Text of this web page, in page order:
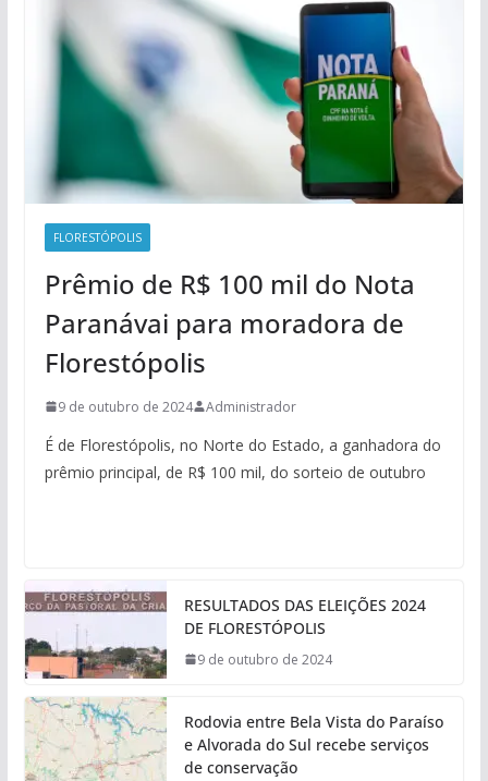
FLORESTÓPOLIS
Prêmio de R$ 100 mil do Nota
Paranávai para moradora de
Florestópolis
9 de outubro de 2024 Administrador
É de Florestópolis, no Norte do Estado, a ganhadora do
prêmio principal, de R$ 100 mil, do sorteio de outubro
RESULTADOS DAS ELEIÇÕES 2024
DE FLORESTÓPOLIS
9 de outubro de 2024
Rodovia entre Bela Vista do Paraíso
e Alvorada do Sul recebe serviços
de conservação